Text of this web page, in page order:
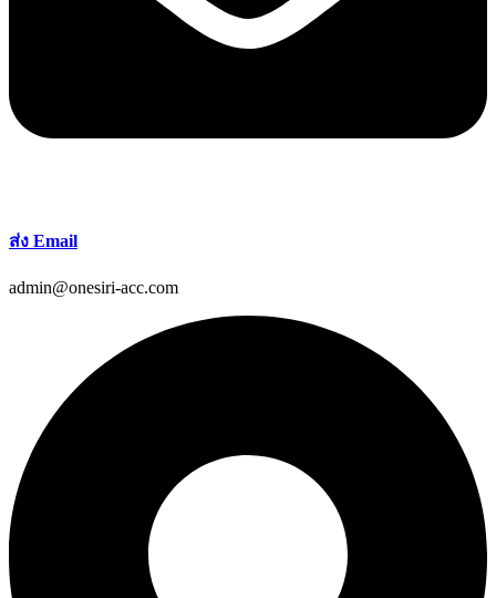
ส่ง Email
admin@onesiri-acc.com